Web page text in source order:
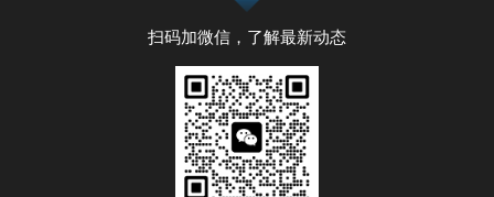
扫码加微信，了解最新动态